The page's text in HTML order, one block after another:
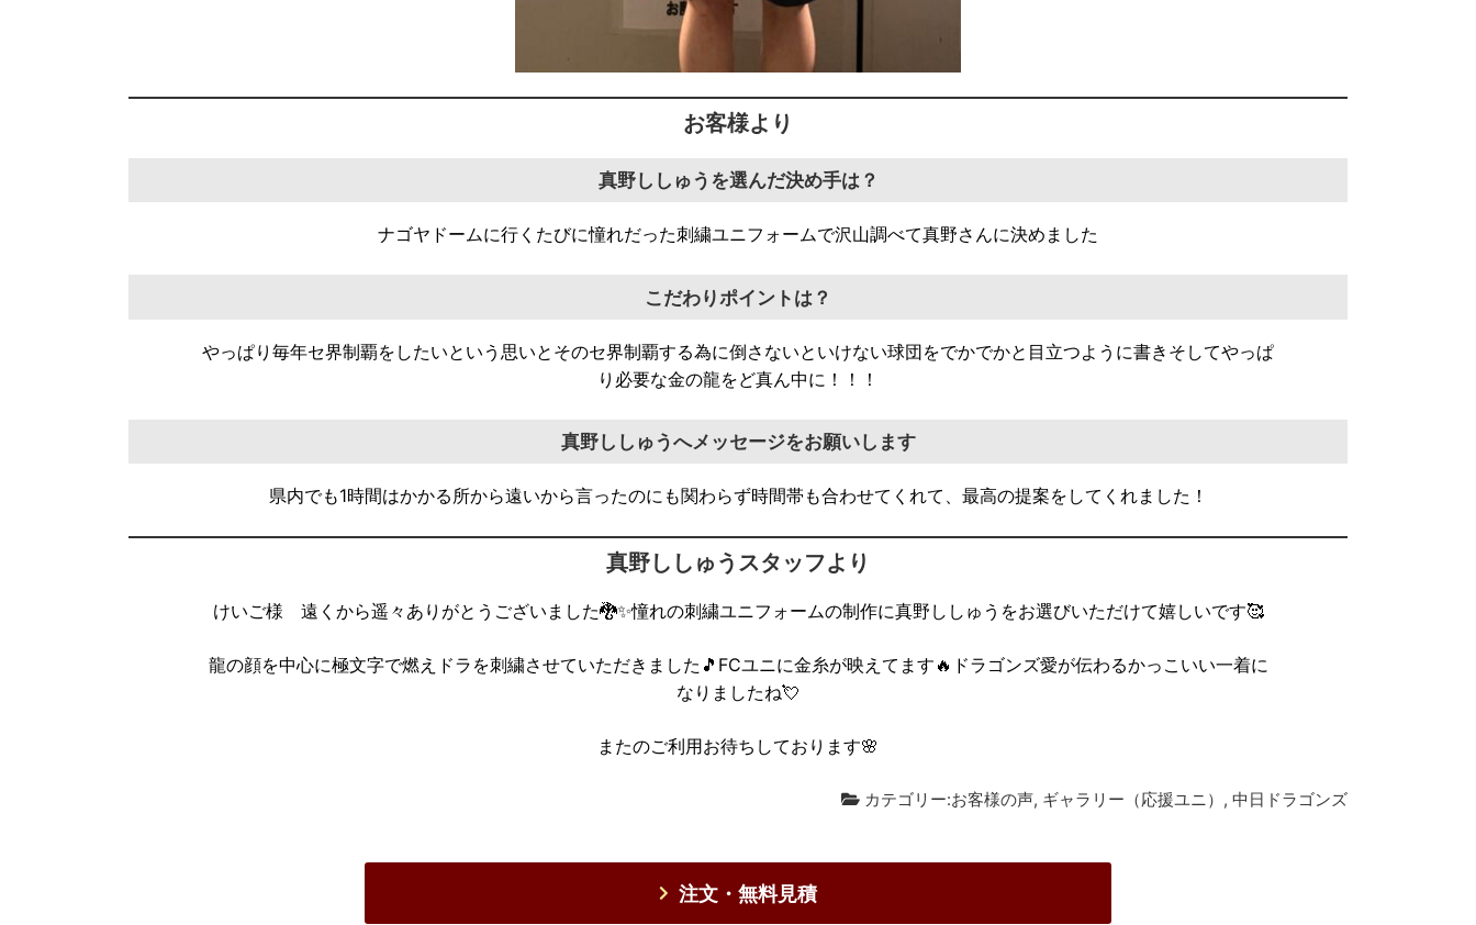
お客様より
真野ししゅうを選んだ決め手は？
ナゴヤドームに行くたびに憧れだった刺繍ユニフォームで沢山調べて真野さんに決めました
こだわりポイントは？
やっぱり毎年セ界制覇をしたいという思いとそのセ界制覇する為に倒さないといけない球団をでかでかと目立つように書きそしてやっぱ
り必要な金の龍をど真ん中に！！！
真野ししゅうへメッセージをお願いします
県内でも1時間はかかる所から遠いから言ったのにも関わらず時間帯も合わせてくれて、最高の提案をしてくれました！
真野ししゅうスタッフより
けいご様 遠くから遥々ありがとうございました🐉✨憧れの刺繍ユニフォームの制作に真野ししゅうをお選びいただけて嬉しいです🥰
龍の顔を中心に極文字で燃えドラを刺繍させていただきました🎵FCユニに金糸が映えてます🔥ドラゴンズ愛が伝わるかっこいい一着に
なりましたね💘
またのご利用お待ちしております🌸
カテゴリー:お客様の声, ギャラリー（応援ユニ） , 中日ドラゴンズ
注文・無料見積